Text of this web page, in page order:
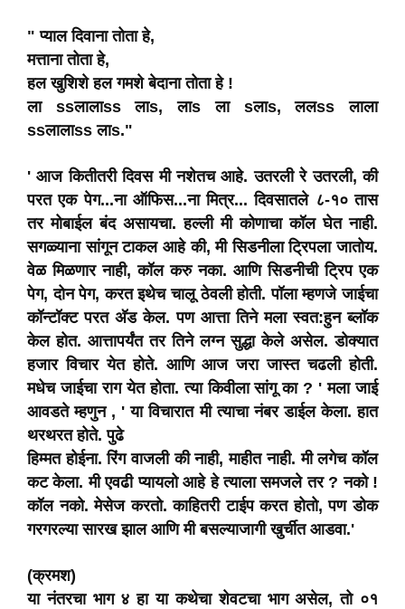
" प्याल दिवाना तोता हे,
मत्ताना तोता हे,
हल खुशिशे हल गमशे बेदाना तोता हे !
ला ssलालाss लाs, लाs ला sलाs, ललss लाला
ssलालाss लाs."
' आज कितीतरी दिवस मी नशेतच आहे. उतरली रे उतरली, की
परत एक पेग...ना ऑफिस...ना मित्र... दिवसातले ८-१० तास
तर मोबाईल बंद असायचा. हल्ली मी कोणाचा कॉल घेत नाही.
सगळ्याना सांगून टाकल आहे की, मी सिडनीला ट्रिपला जातोय.
वेळ मिळणार नाही, कॉल करु नका. आणि सिडनीची ट्रिप एक
पेग, दोन पेग, करत इथेच चालू ठेवली होती. पॉला म्हणजे जाईचा
कॉन्टॉक्ट परत अ‍ॅड केल. पण आत्ता तिने मला स्वत:हुन ब्लॉक
केल होत. आत्तापर्यंत तर तिने लग्न सुद्धा केले असेल. डोक्यात
हजार विचार येत होते. आणि आज जरा जास्त चढली होती.
मधेच जाईचा राग येत होता. त्या किवीला सांगू का ? ' मला जाई
आवडते म्हणुन , ' या विचारात मी त्याचा नंबर डाईल केला. हात
थरथरत होते. पुढे
हिम्मत होईना. रिंग वाजली की नाही, माहीत नाही. मी लगेच कॉल
कट केला. मी एवढी प्यायलो आहे हे त्याला समजले तर ? नको !
कॉल नको. मेसेज करतो. काहितरी टाईप करत होतो, पण डोक
गरगरल्या सारख झाल आणि मी बसल्याजागी खुर्चीत आडवा.'
(क्रमश)
या नंतरचा भाग ४ हा या कथेचा शेवटचा भाग असेल, तो ०१